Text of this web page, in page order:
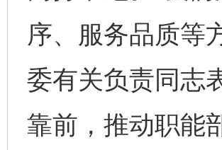
序、服务品质等
委有关负责同志
靠前，推动职能